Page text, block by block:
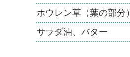
ホウレン草（葉の部分）
サラダ油、バター